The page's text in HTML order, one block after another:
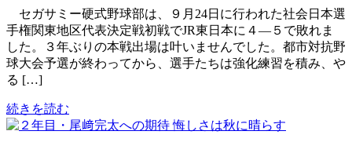
セガサミー硬式野球部は、９月24日に行われた社会日本選
手権関東地区代表決定戦初戦でJR東日本に４―５で敗れま
した。３年ぶりの本戦出場は叶いませんでした。都市対抗野
球大会予選が終わってから、選手たちは強化練習を積み、や
る […]
続きを読む